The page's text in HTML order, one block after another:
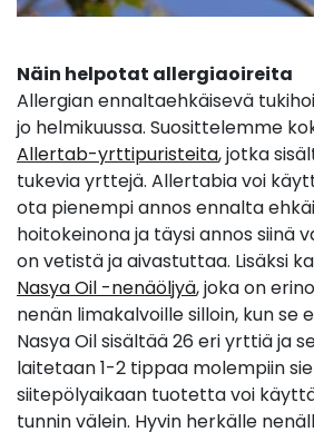
Näin helpotat allergiaoireita
Allergian ennaltaehkäisevä
jo helmikuussa. Suosittelemme
Allertab-yrttipuristeita, jotka
tukevia yrttejä. Allertabia voi
ota pienempi annos ennalta
hoitokeinona ja täysi annos siinä
on vetistä ja aivastuttaa. Lisäksi
Nasya Oil -nenäöljyä, joka on
nenän limakalvoille silloin, kun se
Nasya Oil sisältää 26 eri yrttiä ja
laitetaan 1-2 tippaa molempiin
siitepölyaikaan tuotetta voi
tunnin välein. Hyvin herkälle